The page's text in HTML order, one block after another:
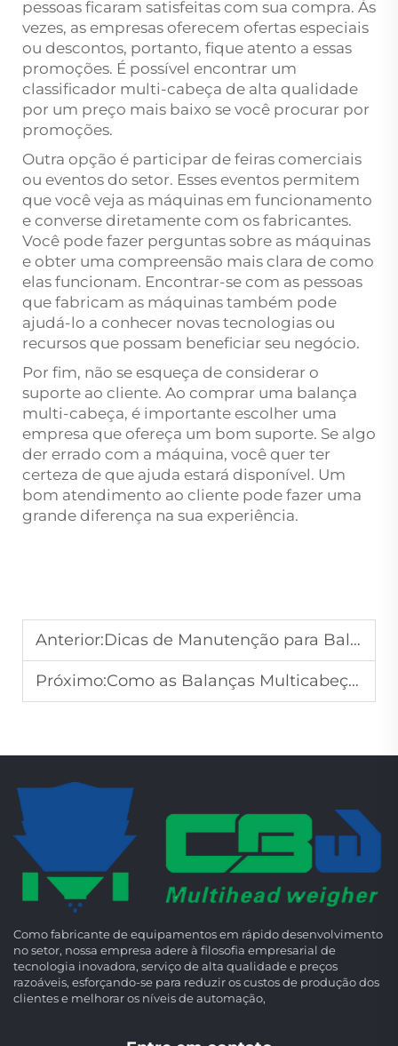
pessoas ficaram satisfeitas com sua compra. Às
vezes, as empresas oferecem ofertas especiais
ou descontos, portanto, fique atento a essas
promoções. É possível encontrar um
classificador multi-cabeça de alta qualidade
por um preço mais baixo se você procurar por
promoções.
Outra opção é participar de feiras comerciais
ou eventos do setor. Esses eventos permitem
que você veja as máquinas em funcionamento
e converse diretamente com os fabricantes.
Você pode fazer perguntas sobre as máquinas
e obter uma compreensão mais clara de como
elas funcionam. Encontrar-se com as pessoas
que fabricam as máquinas também pode
ajudá-lo a conhecer novas tecnologias ou
recursos que possam beneficiar seu negócio.
Por fim, não se esqueça de considerar o
suporte ao cliente. Ao comprar uma balança
multi-cabeça, é importante escolher uma
empresa que ofereça um bom suporte. Se algo
der errado com a máquina, você quer ter
certeza de que ajuda estará disponível. Um
bom atendimento ao cliente pode fazer uma
grande diferença na sua experiência.
Anterior:Dicas de Manutenção para Balanças Multicabeça para Estabilidade a Longo Prazo
Próximo:Como as Balanças Multicabeça Reduzem o Excesso de Produto
Como fabricante de equipamentos em rápido desenvolvimento
no setor, nossa empresa adere à filosofia empresarial de
tecnologia inovadora, serviço de alta qualidade e preços
razoáveis, esforçando-se para reduzir os custos de produção dos
clientes e melhorar os níveis de automação,